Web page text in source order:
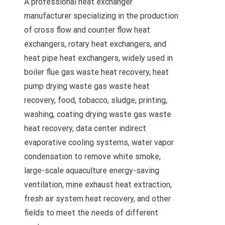
manufacturer specializing in the production
of cross flow and counter flow heat
exchangers, rotary heat exchangers, and
heat pipe heat exchangers, widely used in
boiler flue gas waste heat recovery, heat
pump drying waste gas waste heat
recovery, food, tobacco, sludge, printing,
washing, coating drying waste gas waste
heat recovery, data center indirect
evaporative cooling systems, water vapor
condensation to remove white smoke,
large-scale aquaculture energy-saving
ventilation, mine exhaust heat extraction,
fresh air system heat recovery, and other
fields to meet the needs of different